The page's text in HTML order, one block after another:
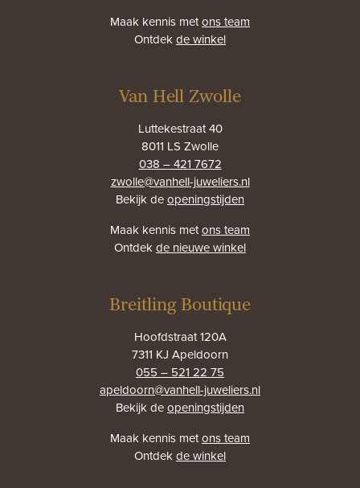
Maak kennis metons team
Ontdekde winkel
Van Hell Zwolle
Luttekestraat 40
8011 LS Zwolle
038 – 421 7672
zwolle@vanhell-juweliers.nl
Bekijk deopeningstijden
Maak kennis metons team
Ontdekde nieuwe winkel
Breitling Boutique
Hoofdstraat 120A
7311 KJ Apeldoorn
055 – 521 22 75
apeldoorn@vanhell-juweliers.nl
Bekijk deopeningstijden
Maak kennis metons team
Ontdekde winkel